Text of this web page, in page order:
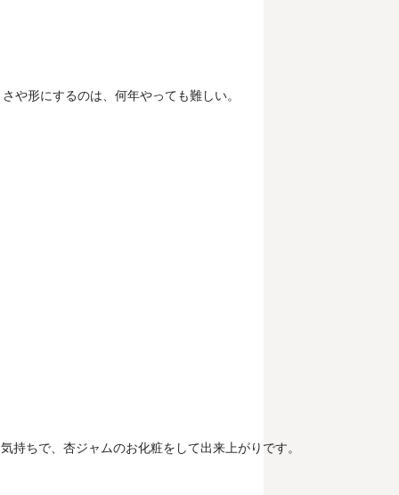
や形にするのは、何年やっても難しい。
ちで、杏ジャムのお化粧をして出来上がりです。